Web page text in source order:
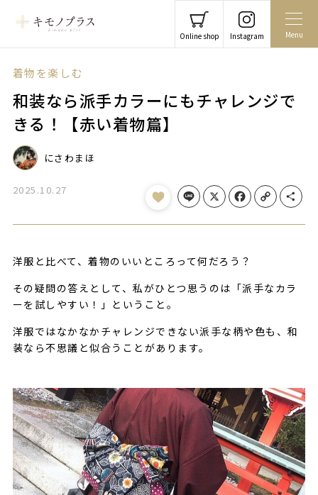
Online shop Instagram Menu
着物を楽しむ
和装なら派手カラーにもチャレンジで
きる！【赤い着物篇】
にさわまほ
2025.10.27 Line X Facebook Copy Link Share
洋服と比べて、着物のいいところって何だろう？
その疑問の答えとして、私がひとつ思うのは「派手なカラ
ーを試しやすい！」ということ。
洋服ではなかなかチャレンジできない派手な柄や色も、和
装なら不思議と似合うことがあります。